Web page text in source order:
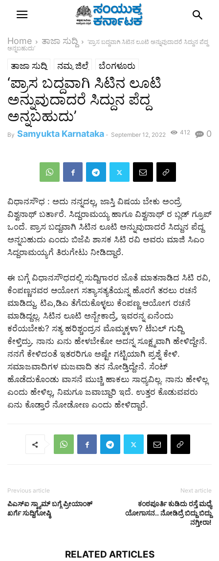
Home ತಾಜಾ ಸುದ್ದಿ
‘ಪ್ರಾಸ ಬದ್ದವಾಗಿ ಸಿಟಿನ ಲೂಟಿ ಅನ್ನುವುದಾದರೆ ಸಿದ್ದುನ ಪೆದ್ದ
ಅನ್ನಬಹುದು’
ತಾಜಾ ಸುದ್ದಿ ನಮ್ಮ ಜಿಲ್ಲೆ
ಬೆಂಗಳೂರು
ಬೆಂಗಳೂರು ಗ್ರಾಮಾಂತರ
ಸುದ್ದಿ ರಾಜ್ಯ
‘ಪ್ರಾಸ ಬದ್ದವಾಗಿ ಸಿಟಿನ ಲೂಟಿ
ಅನ್ನುವುದಾದರೆ ಸಿದ್ದುನ ಪೆದ್ದ
ಅನ್ನಬಹುದು’
By Samyukta Karnataka - September 12, 2022 0
412
ವಿಧಾನಸೌಧ : ಅದು ನನ್ನದಲ್ಲ, ಜಾಸ್ತಿ ವಿಷಯ ಬೇಕು ಅಂದ್ರೆ
ವಿಶ್ವನಾಥ್ ಬರ್ತಾರೆ. ಸಿದ್ದರಾಮಯ್ಯ ಹಾಗೂ ವಿಶ್ವನಾಥ್ ರ ಬ್ಲಡ್ ಗ್ರೂಪ್
ಒಂದೆ. ಪ್ರಾಸ ಬದ್ದವಾಗಿ ಸಿಟಿನ ಲೂಟಿ ಅನ್ನುವುದಾದರೆ ಸಿದ್ದುನ ಪೆದ್ದ
ಅನ್ನಬಹುದು ಎಂದು ಬಿಜೆಪಿ ಶಾಸಕ ಸಿಟಿ ರವಿ ಅವರು ಮಾಜಿ ಸಿಎಂ
ಸಿದ್ದರಾಮಯ್ಯಗೆ ತಿರುಗೇಟು ನೀಡಿದ್ದಾರೆ.
ಈ ಬಗ್ಗೆ ವಿಧಾನಸೌಧದಲ್ಲಿ ಸುದ್ದಿಗಾರರ ಜೊತೆ ಮಾತನಾಡಿದ ಸಿಟಿ ರವಿ,
ಕೆಂಪಣ್ಣನವರ ಆಯೋಗ ಸತ್ಯಾಸತ್ಯತೆಯನ್ನ ಹೊರಗೆ ತರಲು ರಚನೆ
ಮಾಡಿದ್ದು. ಟಿಎ,ಡಿಎ ತೆಗೆದುಕೊಳ್ಳಲು ಕೆಂಪಣ್ಣ ಆಯೋಗ ರಚನೆ
ಮಾಡಿದ್ದಲ್ಲ. ಸಿಟಿನ ಲೂಟಿ ಅನ್ಬೇಕಾದ್ರೆ, ಇವರನ್ನ ಏನೆಂದು
ಕರೆಯಬೇಕು? ಸತ್ಯ ಹರಿಶ್ಚಂದ್ರನ ಮೊಮ್ಮಕ್ಕಳಾ? ಟೆಬಲ್ ಗುದ್ದಿ
ಕೇಳ್ತಿದ್ರು. ನಾನು ಏನು ಹೇಳಬೇಕೋ ಅದನ್ನ ಸೂಕ್ಷ್ಮವಾಗಿ ಹೇಳಿದ್ದೇನೆ.
ನನಗೆ ಕೇಳಿದಂತೆ ಇತರರಿಗೂ ಅಷ್ಟೇ ಗಟ್ಟಿಯಾಗಿ ಪ್ರಶ್ನೆ ಕೇಳಿ.
ಸಮಾಜವಾದಿಗಳ ಮಜವಾದಿ ತನ ನೋಡ್ತಿದ್ದೇನೆ. ಸೆಂಟ್
ಹೊಡೆದುಕೊಂಡು ವಾಸನೆ ಮುಚ್ಚಿ ಹಾಕಲು ಸಾಧ್ಯವಿಲ್ಲ. ನಾನು ಹೇಳಿಲ್ಲ
ಎಂದು ಹೇಳಿಲ್ಲ, ನಿಮಗೂ ಜವಾಬ್ದಾರಿ ಇದೆ. ಉತ್ತರ ಕೊಡುವವರು
ಏನು ಕೊಡ್ತಾರೆ ನೋಡೋಣ ಎಂದು ಹೇಳಿದ್ದಾರೆ.
Previous article
ಪಿಎಸ್​ಐ ಸ್ಕ್ಯಾಮ್​ ಬಗ್ಗೆ ಪ್ರೀಯಾಂಕ್
ಖರ್ಗೆ ಸುದ್ದಿಗೋಷ್ಠಿ
Next article
ಕಂಠಪೂರ್ತಿ ಕುಡಿದು ರಸ್ತೆ ಮಧ್ಯೆ
ಯೋಗಾಸನ.. ನೋಡಿದ್ರೆ ಬಿದ್ದು ಬಿದ್ದು
ನಗ್ತೀರಾ!
RELATED ARTICLES